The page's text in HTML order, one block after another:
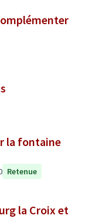
la fontaine
Retenue
la Croix et